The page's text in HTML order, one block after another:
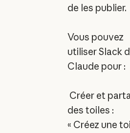
de les publier.
Vous pouvez
utiliser Slack
Claude pour :
Créer et
des toiles :
« Créez une